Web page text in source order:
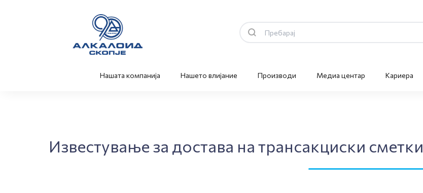
Нашата компанија Нашето влијание Производи Медиа центар Кариера
Известување за достава на трансакциски сметки